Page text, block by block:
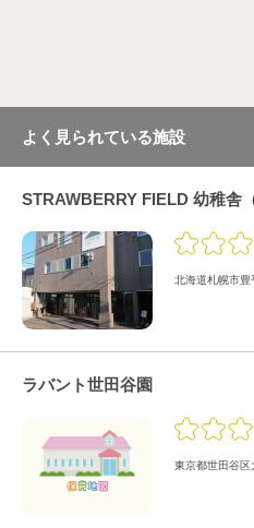
よく見られている施設
STRAWBERRY FIELD 幼稚舎
北海道札幌市
ラバント世田谷園
東京都世田谷区